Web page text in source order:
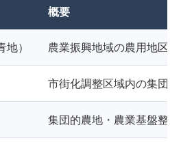
概要
） 農業振興地域の農用地区
市街化調整区域内の集団
集団的農地・農業基盤整